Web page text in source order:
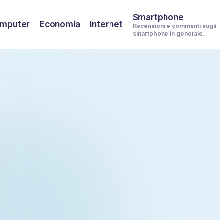
Economia Internet
Smartphone
Recensioni e commenti sugli
smartphone in generale.